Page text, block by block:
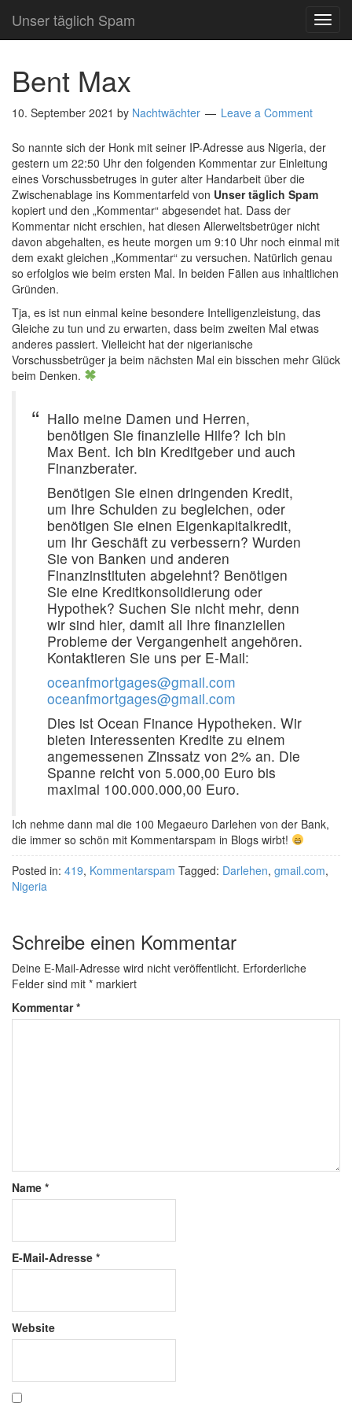
Unser täglich Spam
Bent Max
10. September 2021 by Nachtwächter Leave a Comment
So nannte sich der Honk mit seiner IP-Adresse aus Nigeria, der
gestern um 22:50 Uhr den folgenden Kommentar zur Einleitung
eines Vorschussbetruges in guter alter Handarbeit über die
Zwischenablage ins Kommentarfeld von Unser täglich Spam
kopiert und den „Kommentar“ abgesendet hat. Dass der
Kommentar nicht erschien, hat diesen Allerweltsbetrüger nicht
davon abgehalten, es heute morgen um 9:10 Uhr noch einmal mit
dem exakt gleichen „Kommentar“ zu versuchen. Natürlich genau
so erfolglos wie beim ersten Mal. In beiden Fällen aus inhaltlichen
Gründen.
Tja, es ist nun einmal keine besondere Intelligenzleistung, das
Gleiche zu tun und zu erwarten, dass beim zweiten Mal etwas
anderes passiert. Vielleicht hat der nigerianische
Vorschussbetrüger ja beim nächsten Mal ein bisschen mehr Glück
beim Denken.
Hallo meine Damen und Herren,
benötigen Sie finanzielle Hilfe? Ich bin
Max Bent. Ich bin Kreditgeber und auch
Finanzberater.
Benötigen Sie einen dringenden Kredit,
um Ihre Schulden zu begleichen, oder
benötigen Sie einen Eigenkapitalkredit,
um Ihr Geschäft zu verbessern? Wurden
Sie von Banken und anderen
Finanzinstituten abgelehnt? Benötigen
Sie eine Kreditkonsolidierung oder
Hypothek? Suchen Sie nicht mehr, denn
wir sind hier, damit all Ihre finanziellen
Probleme der Vergangenheit angehören.
Kontaktieren Sie uns per E-Mail:
oceanfmortgages@gmail.com
oceanfmortgages@gmail.com
Dies ist Ocean Finance Hypotheken. Wir
bieten Interessenten Kredite zu einem
angemessenen Zinssatz von 2% an. Die
Spanne reicht von 5.000,00 Euro bis
maximal 100.000.000,00 Euro.
Ich nehme dann mal die 100 Megaeuro Darlehen von der Bank,
die immer so schön mit Kommentarspam in Blogs wirbt!
Posted in: 419, Kommentarspam Tagged: Darlehen, gmail.com,
Nigeria
Schreibe einen Kommentar
Deine E-Mail-Adresse wird nicht veröffentlicht. Erforderliche
Felder sind mit * markiert
Kommentar*
Name *
E-Mail-Adresse *
Website